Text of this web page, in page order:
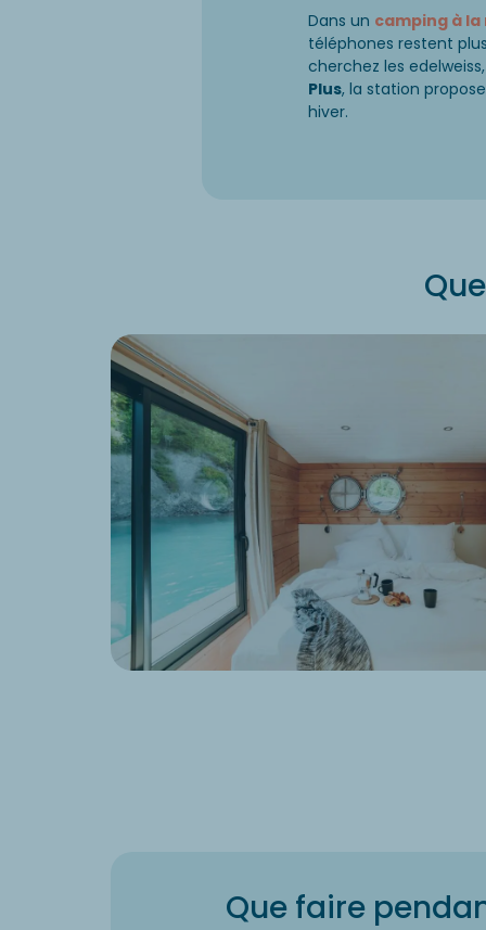
Dans un camping à
téléphones restent
cherchez les
Plus, la station
hiver.
Que faire